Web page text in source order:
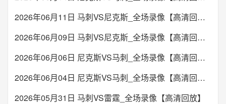
2026年06月11日 马刺VS尼克斯_全场录像【高清回放】
2026年06月09日 马刺VS尼克斯_全场录像【高清回放】
2026年06月06日 尼克斯VS马刺_全场录像【高清回放】
2026年06月04日 尼克斯VS马刺_全场录像【高清回放】
2026年05月31日 马刺VS雷霆_全场录像【高清回放】